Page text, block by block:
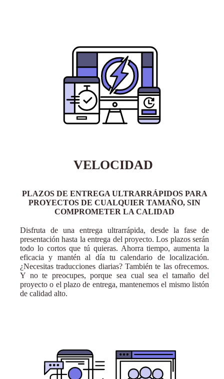
VELOCIDAD
PLAZOS DE ENTREGA ULTRARRÁPIDOS PARA
PROYECTOS DE CUALQUIER TAMAÑO, SIN
COMPROMETER LA CALIDAD
Disfruta de una entrega ultrarrápida, desde la fase de
presentación hasta la entrega del proyecto. Los plazos serán
todo lo cortos que tú quieras. Ahorra tiempo, aumenta la
eficacia y mantén al día tu calendario de localización.
¿Necesitas traducciones diarias? También te las ofrecemos.
Y no te preocupes, porque sea cual sea el tamaño del
proyecto o el plazo de entrega, mantenemos el mismo listón
de calidad alto.